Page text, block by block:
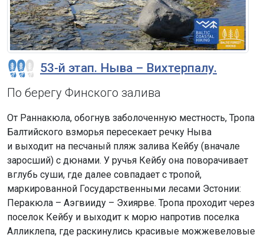
53-й этап. Ныва – Вихтерпалу.
По берегу Финского залива
От Раннакюла, обогнув заболоченную местность, Тропа
Балтийского взморья пересекает речку Ныва
и выходит на песчаный пляж залива Кейбу (вначале
заросший) с дюнами. У ручья Кейбу она поворачивает
вглубь суши, где далее совпадает с тропой,
маркированной Государственными лесами Эстонии:
Перакюла – Аэгвииду – Эхиярве. Тропа проходит через
поселок Кейбу и выходит к морю напротив поселка
Алликлепа, где раскинулись красивые можжевеловые